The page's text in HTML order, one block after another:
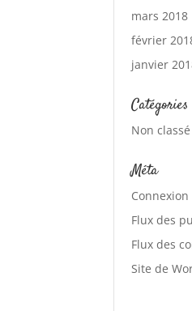
mars 2018
février
janvier
Catégories
Non classé
Méta
Connexion
Flux des
Flux des
Site de